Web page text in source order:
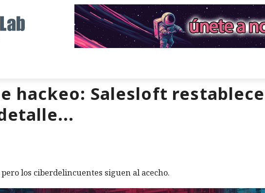
hackeo: Salesloft
los ciberdelincuentes siguen al acecho.